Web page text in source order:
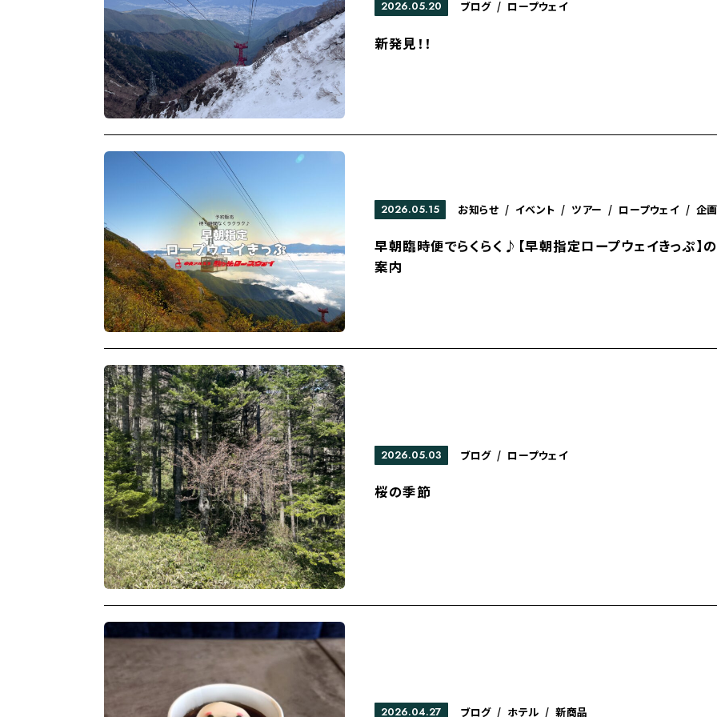
2026.05.20 ブログ / ロープウェイ
新発見！！
2026.05.15 お知らせ / イベント / ツアー / ロープウェイ / 企画
早朝臨時便でらくらく♪【早朝指定ロープウェイきっぷ】
案内
2026.05.03 ブログ / ロープウェイ
桜の季節
2026.04.27 ブログ / ホテル / 新商品